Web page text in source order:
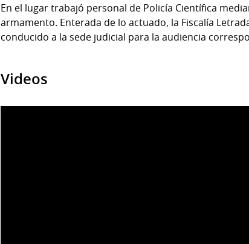
En el lugar trabajó personal de Policía Científica
armamento. Enterada de lo actuado, la Fiscalía
conducido a la sede judicial para la audiencia
Videos